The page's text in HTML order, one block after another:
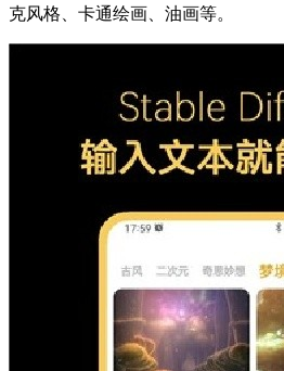
克风格、卡通绘画、油画等。